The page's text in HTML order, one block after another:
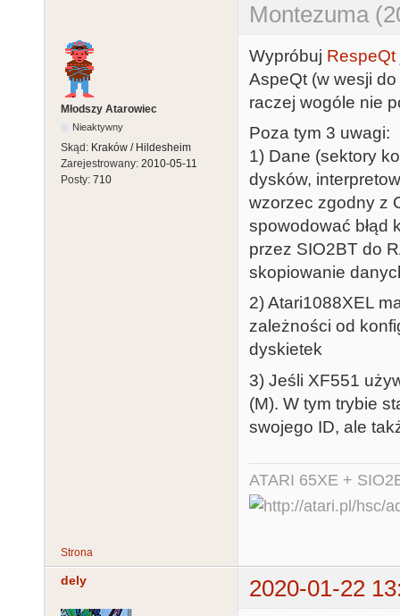
Montezuma
Młodszy Atarowiec
Nieaktywny
Skąd: Kraków / Hildesheim
Zarejestrowany: 2010-05-11
Posty: 710
Wypróbuj RespeQt
AspeQt (w wesji do
raczej wogóle nie
Poza tym 3 uwagi:
1) Dane (sektory
dysków,
wzorzec zgodny z
spowodować błąd
przez SIO2BT do
skopiowanie
2) Atari1088XEL
zależności od
dyskietek
3) Jeśli XF551
(M). W tym trybie
swojego ID, ale
ATARI 65XE +
Strona
dely 2020-01-22